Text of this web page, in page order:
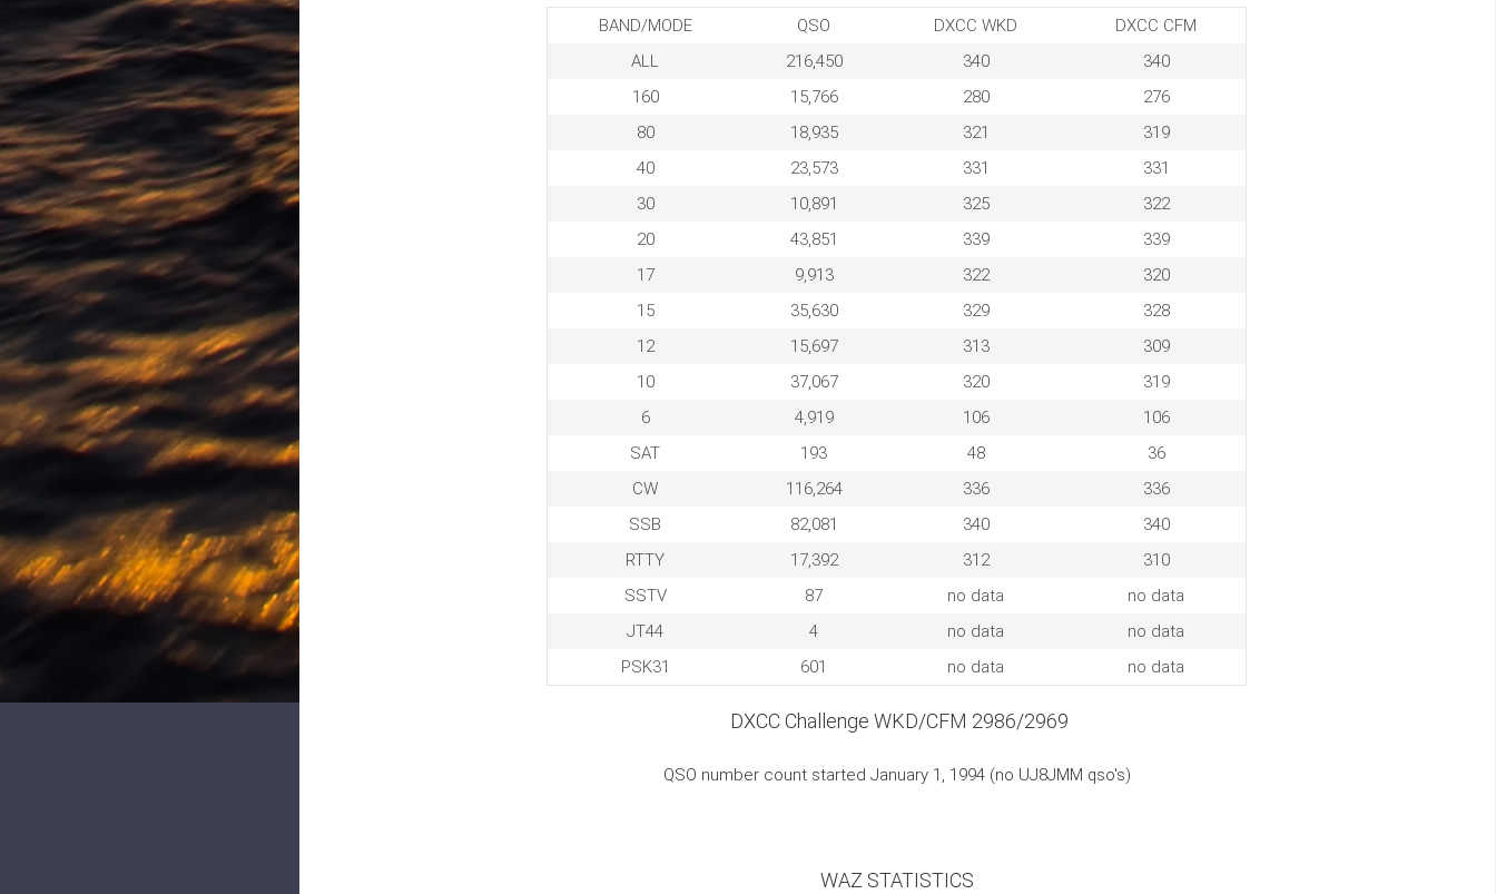
BAND/MODE QSO DXCC WKD
DXCC CFM
ALL
216,450 340
340
160
15,766 280
276
80
18,935 321
319
40
23,573 331
331
30
10,891 325
322
20
43,851 339
339
17
9,913 322
320
15
35,630 329
328
12
15,697 313
309
10
37,067 320
319
6
4,919 106
106
SAT
193 48
36
CW
116,264 336
336
SSB
82,081 340
340
RTTY
17,392 312
310
SSTV
87 no data
no data
JT44
4 no data
no data
PSK31
601 no data no data
DXCC Challenge WKD/CFM 2986/2969
QSO number count started January 1, 1994 (no UJ8JMM qso's)
WAZ STATISTICS